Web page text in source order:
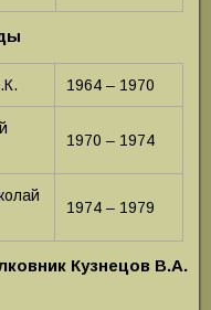
1964 – 1970
1970 – 1974
1974 – 1979
Кузнецов В.А.